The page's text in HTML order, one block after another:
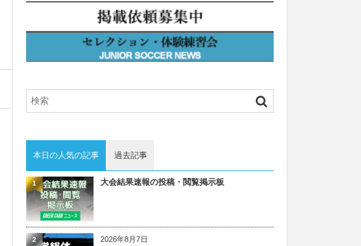
本日の人気の記事 過去記事
大会結果速報の投稿・閲覧掲示板
1
2026年8月7日
2